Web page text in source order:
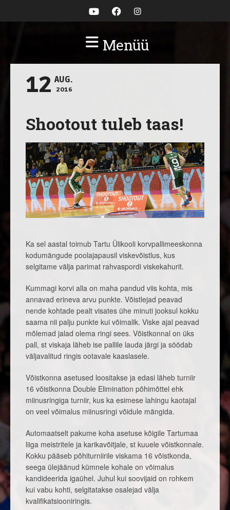
Menüü
12 AUG.
2016
Shootout tuleb taas!
Ka sel aastal toimub Tartu Ülikooli korvpallimeeskonna
kodumängude poolajapausil viskevõistlus, kus
selgitame välja parimat rahvaspordi viskekahurit.
Kummagi korvi alla on maha pandud viis kohta, mis
annavad erineva arvu punkte. Võistlejad peavad
nende kohtade pealt visates ühe minuti jooksul kokku
saama nii palju punkte kui võimalik. Viske ajal peavad
mõlemad jalad olema ringi sees. Võistkonnal on üks
pall, st viskaja läheb ise pallile lauda järgi ja söödab
väljavalitud ringis ootavale kaaslasele.
Võistkonna asetused loositakse ja edasi läheb turniir
16 võistkonna Double Elimination põhimõttel ehk
miinusringiga turniir, kus ka esimese lahingu kaotajal
on veel võimalus miinusringi võidule mängida.
Automaatselt pakume koha asetuse kõigile Tartumaa
liiga meistritele ja karikavõitjale, st kuuele võistkonnale.
Kokku pääseb põhiturniirile viskama 16 võistkonda,
seega ülejäänud kümnele kohale on võimalus
kandideerida igaühel. Juhul kui soovijaid on rohkem
kui vabu kohti, selgitatakse osalejad välja
kvalifikatsiooniringis.